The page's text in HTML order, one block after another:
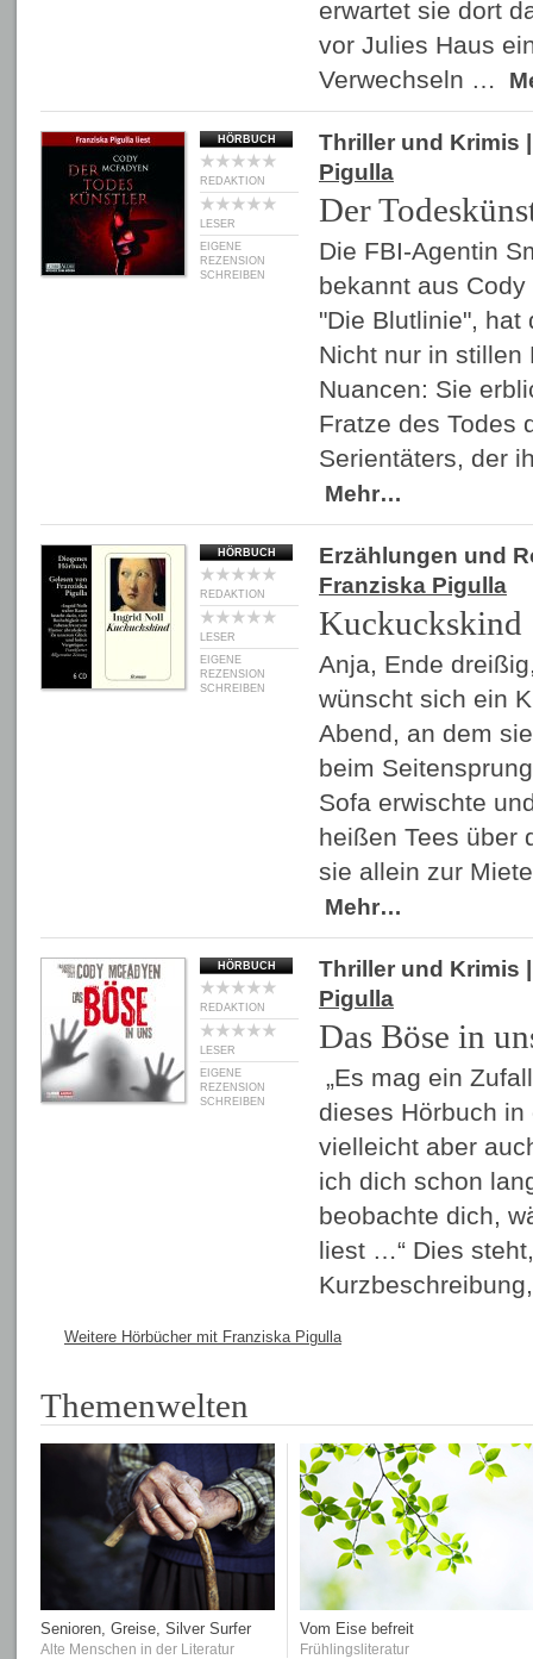
erwartet sie dort
vor Julies Haus
Verwechseln …
HÖRBUCH
REDAKTION
LESER
EIGENE
REZENSION
SCHREIBEN
Thriller und Krimis
Pigulla
Der
Die FBI-Agentin
bekannt aus
"Die Blutlinie", hat
Nicht nur in stillen
Nuancen: Sie
Fratze des Todes
Serientäters, der
Mehr…
HÖRBUCH
REDAKTION
LESER
EIGENE
REZENSION
SCHREIBEN
Erzählungen und
Franziska Pigulla
Kuckuckskind
Anja, Ende
wünscht sich ein
Abend, an dem
beim
Sofa erwischte
heißen Tees über
sie allein zur
Mehr…
HÖRBUCH
REDAKTION
LESER
EIGENE
REZENSION
SCHREIBEN
Thriller und Krimis
Pigulla
Das Böse in
„Es mag ein
dieses Hörbuch
vielleicht aber
ich dich schon
beobachte dich,
liest …“ Dies
Weitere Hörbücher mit Franziska Pigulla
Themenwelten
Senioren, Greise, Silver Surfer
Alte Menschen in der Literatur
Vom Eise befreit
Frühlingsliteratur